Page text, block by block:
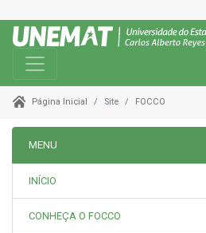
Toggle navigation
Página Inicial Site FOCCO
MENU
INÍCIO
CONHEÇA O FOCCO